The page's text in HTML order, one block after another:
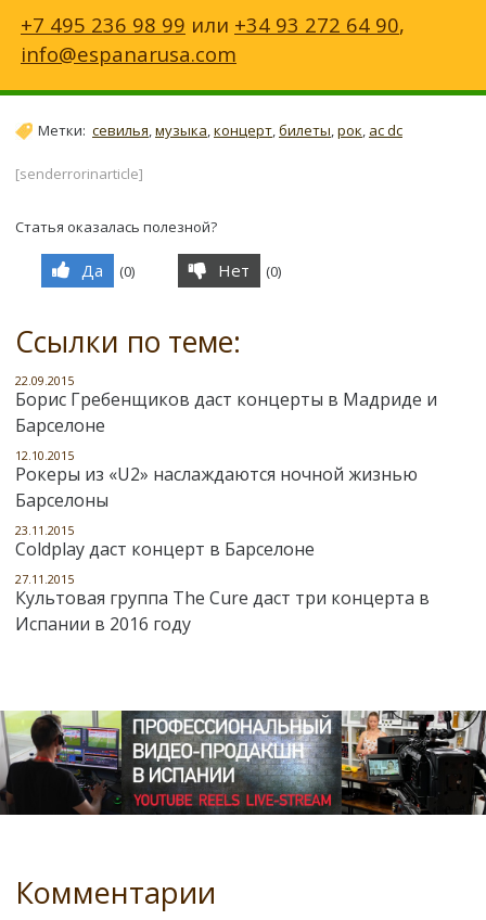
+7 495 236 98 99 или +34 93 272 64 90,
info@espanarusa.com
Метки: севилья,музыка,концерт,билеты,рок, ac dc
[senderrorinarticle]
Статья оказалась полезной?
Да (0) Нет (0)
Ссылки по теме:
22.09.2015
Борис Гребенщиков даст концерты в Мадриде и
Барселоне
12.10.2015
Рокеры из «U2» наслаждаются ночной жизнью
Барселоны
23.11.2015
Coldplay даст концерт в Барселоне
27.11.2015
Культовая группа The Cure даст три концерта в
Испании в 2016 году
Комментарии